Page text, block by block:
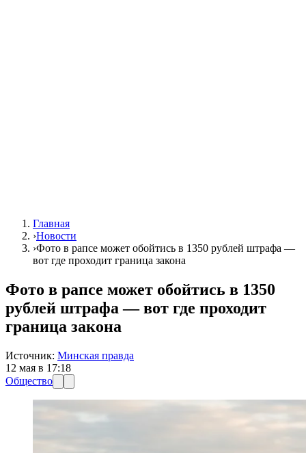
Главная
›Новости
›Фото в рапсе может обойтись в 1350 рублей штрафа —
вот где проходит граница закона
Фото в рапсе может обойтись в 1350
рублей штрафа — вот где проходит
граница закона
Источник: Минская правда
12 мая в 17:18
Общество